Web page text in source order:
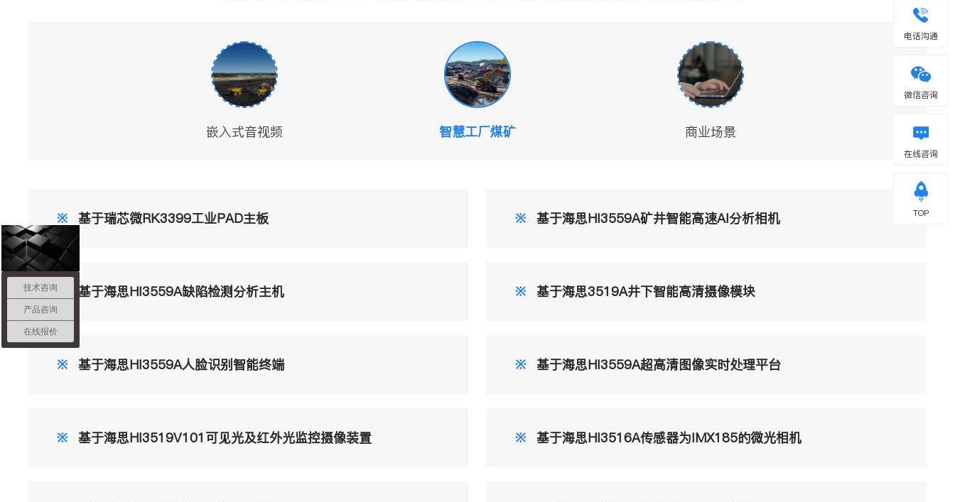
电话沟通
微信咨询
在线咨询
TOP
嵌入式音视频 智慧工厂煤矿 商业场景
※ 基于瑞芯微RK3399工业PAD主板 ※ 基于海思HI3559A矿井智能高速AI分析相机
基于海思HI3559A缺陷检测分析主机 ※ 基于海思3519A井下智能高清摄像模块
※ 基于海思HI3559A人脸识别智能终端 ※ 基于海思HI3559A超高清图像实时处理平台
※ 基于海思HI3519V101可见光及红外光监控摄像装置 ※ 基于海思HI3516A传感器为IMX185的微光相机
技术咨询
产品咨询
在线报价